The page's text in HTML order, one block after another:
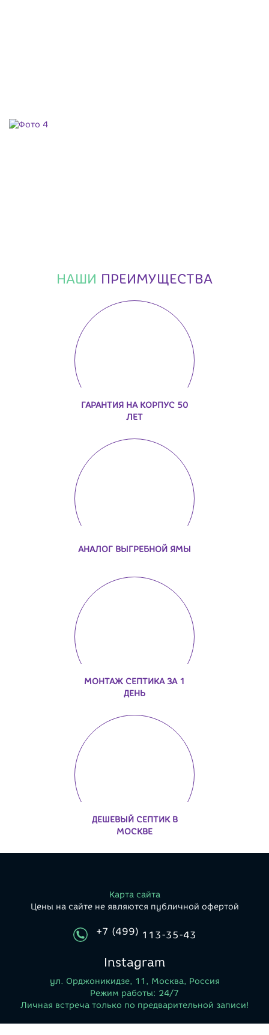
НАШИ ПРЕИМУЩЕСТВА
ГАРАНТИЯ НА КОРПУС 50
ЛЕТ
АНАЛОГ ВЫГРЕБНОЙ ЯМЫ
МОНТАЖ СЕПТИКА ЗА 1
ДЕНЬ
ДЕШЕВЫЙ СЕПТИК В
МОСКВЕ
Карта сайта
Цены на сайте не являются публичной офертой
+7 (499) 113-35-43
Instagram
ул. Орджоникидзе, 11, Москва, Россия
Режим работы: 24/7
Личная встреча только по предварительной записи!